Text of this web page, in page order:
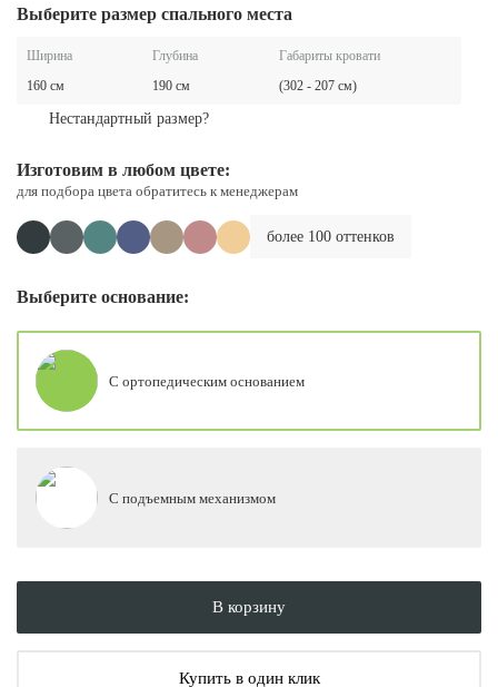
Выберите размер спального места
Ширина Глубина
Габариты кровати
160 см
190 см (302 - 207 см)
Нестандартный размер?
Изготовим в любом цвете:
для подбора цвета обратитесь к менеджерам
более 100 оттенков
Выберите основание:
С ортопедическим основанием
С подъемным механизмом
В корзину
Купить в один клик